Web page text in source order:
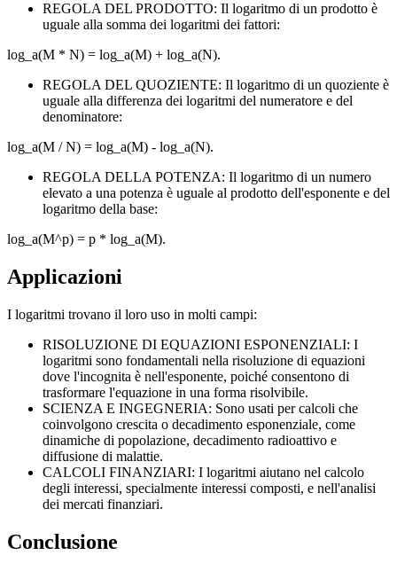
REGOLA DEL PRODOTTO: Il logaritmo di un prodotto è
uguale alla somma dei logaritmi dei fattori:
log_a(M * N) = log_a(M) + log_a(N).
REGOLA DEL QUOZIENTE: Il logaritmo di un quoziente è
uguale alla differenza dei logaritmi del numeratore e del
denominatore:
log_a(M / N) = log_a(M) - log_a(N).
REGOLA DELLA POTENZA: Il logaritmo di un numero
elevato a una potenza è uguale al prodotto dell'esponente e del
logaritmo della base:
log_a(M^p) = p * log_a(M).
Applicazioni
I logaritmi trovano il loro uso in molti campi:
RISOLUZIONE DI EQUAZIONI ESPONENZIALI: I
logaritmi sono fondamentali nella risoluzione di equazioni
dove l'incognita è nell'esponente, poiché consentono di
trasformare l'equazione in una forma risolvibile.
SCIENZA E INGEGNERIA: Sono usati per calcoli che
coinvolgono crescita o decadimento esponenziale, come
dinamiche di popolazione, decadimento radioattivo e
diffusione di malattie.
CALCOLI FINANZIARI: I logaritmi aiutano nel calcolo
degli interessi, specialmente interessi composti, e nell'analisi
dei mercati finanziari.
Conclusione